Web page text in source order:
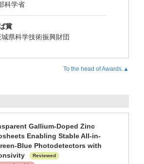
科学省
賞
県科学技術振興財団
To the head of Awards.▲
Gallium-Doped Zinc
Enabling Stable All-in-
Blue Photodetectors with
Reviewed